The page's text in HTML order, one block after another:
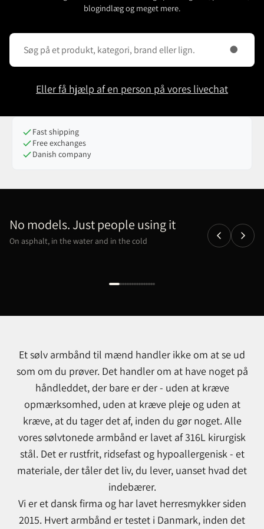
blogindlæg og meget mere.
Eller få hjælp af en person på vores livechat
Fast shipping
Free exchanges
Danish company
No models. Just people using it
On asphalt, in the water and in the cold
Et sølv armbånd til mænd handler ikke om at se ud
som om du prøver. Det handler om at have noget på
håndleddet, der bare er der - uden at kræve
opmærksomhed, uden at kræve pleje og uden at
kræve, at du tager det af, inden du gør noget. Alle
vores sølvtonede armbånd er lavet af 316L kirurgisk
stål. Det er rustfrit, ridsefast og hypoallergenisk - et
materiale, der tåler det liv, du lever, uanset hvad det
indebærer.
Vi er et dansk firma og har lavet herresmykker siden
2015. Hvert armbånd er testet i Danmark, inden det